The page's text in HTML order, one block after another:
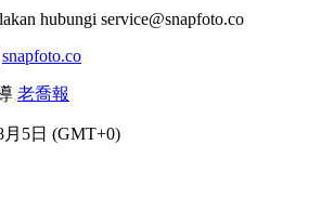
hubungi service@snapfoto.co
snapfoto.co
老喬報
5日 (GMT+0)